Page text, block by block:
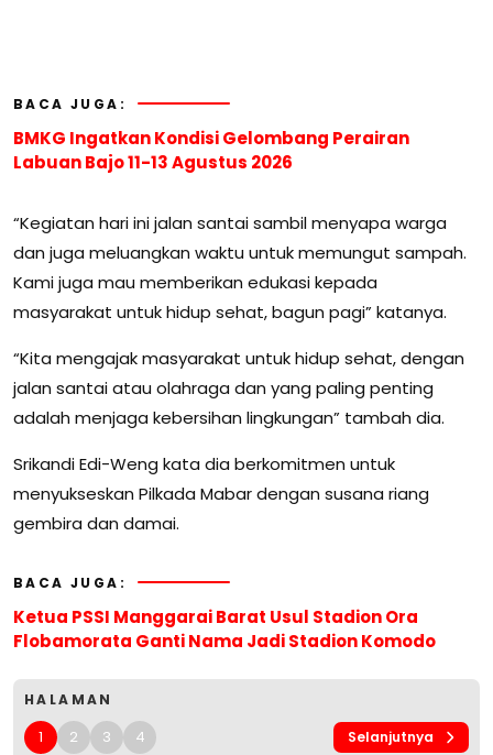
BACA JUGA:
BMKG Ingatkan Kondisi Gelombang Perairan
Labuan Bajo 11-13 Agustus 2026
“Kegiatan hari ini jalan santai sambil menyapa warga
dan juga meluangkan waktu untuk memungut sampah.
Kami juga mau memberikan edukasi kepada
masyarakat untuk hidup sehat, bagun pagi” katanya.
“Kita mengajak masyarakat untuk hidup sehat, dengan
jalan santai atau olahraga dan yang paling penting
adalah menjaga kebersihan lingkungan” tambah dia.
Srikandi Edi-Weng kata dia berkomitmen untuk
menyukseskan Pilkada Mabar dengan susana riang
gembira dan damai.
BACA JUGA:
Ketua PSSI Manggarai Barat Usul Stadion Ora
Flobamorata Ganti Nama Jadi Stadion Komodo
HALAMAN
1 2 3 4 Selanjutnya